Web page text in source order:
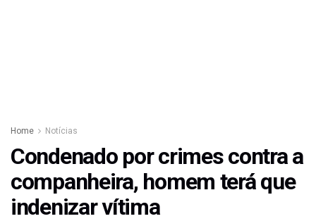
Home Notícias
Condenado por crimes contra a
companheira, homem terá que
indenizar vítima